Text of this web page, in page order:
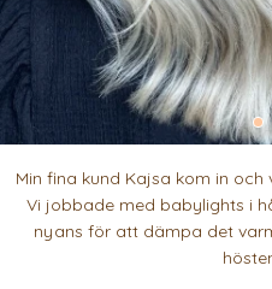
Min fina kund Kajsa kom in
Vi jobbade med babylights i
nyans för att dämpa det